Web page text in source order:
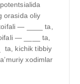
orasida oliy
— ____ ta,
— ____ ta,
ta, kichik tibbiy
xodimlar